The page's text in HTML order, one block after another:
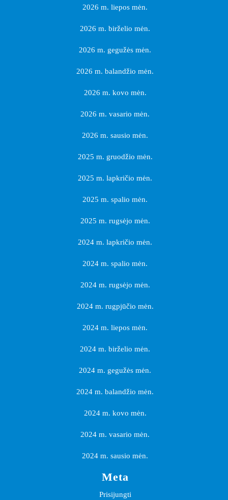
2026 m. liepos mėn.
2026 m. birželio mėn.
2026 m. gegužės mėn.
2026 m. balandžio mėn.
2026 m. kovo mėn.
2026 m. vasario mėn.
2026 m. sausio mėn.
2025 m. gruodžio mėn.
2025 m. lapkričio mėn.
2025 m. spalio mėn.
2025 m. rugsėjo mėn.
2024 m. lapkričio mėn.
2024 m. spalio mėn.
2024 m. rugsėjo mėn.
2024 m. rugpjūčio mėn.
2024 m. liepos mėn.
2024 m. birželio mėn.
2024 m. gegužės mėn.
2024 m. balandžio mėn.
2024 m. kovo mėn.
2024 m. vasario mėn.
2024 m. sausio mėn.
Meta
Prisijungti